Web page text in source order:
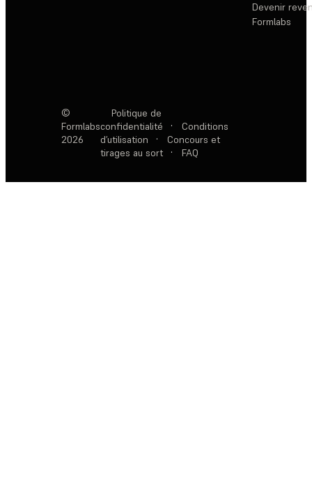
Devenir
Formlabs
©
Formlabs
2026
Politique de
confidentialité
·
Conditions
d’utilisation
·
Concours et
tirages au sort
· FAQ